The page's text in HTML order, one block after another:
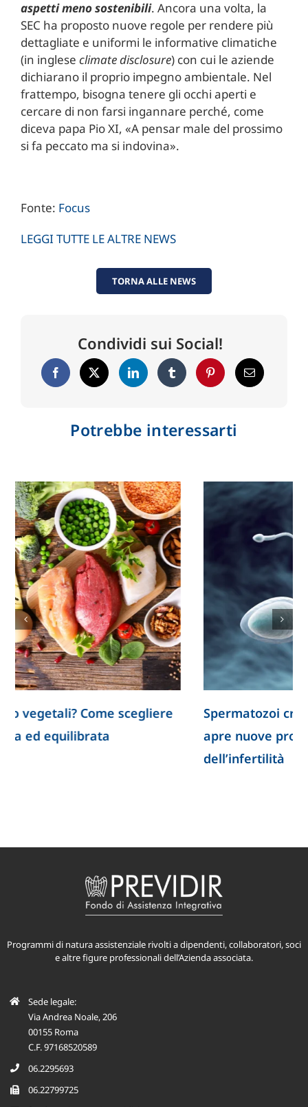
aspetti meno sostenibili. Ancora una volta, la
SEC ha proposto nuove regole per rendere più
dettagliate e uniformi le informative climatiche
(in inglese climate disclosure) con cui le aziende
dichiarano il proprio impegno ambientale. Nel
frattempo, bisogna tenere gli occhi aperti e
cercare di non farsi ingannare perché, come
diceva papa Pio XI, «A pensar male del prossimo
si fa peccato ma si indovina».
Fonte: Focus
LEGGI TUTTE LE ALTRE NEWS
TORNA ALLE NEWS
Condividi sui Social!
Potrebbe interessarti
Come scegliere
equilibrata
Spermatozoi creati in
apre nuove
dell’infertilità
Programmi di natura assistenziale rivolti a dipendenti, collaboratori, soci
e altre figure professionali dell’Azienda associata.
Sede legale:
Via Andrea Noale, 206
00155 Roma
C.F. 97168520589
06.2295693
06.22799725